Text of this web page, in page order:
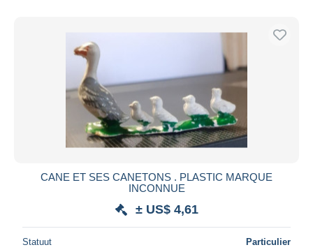
Betaalmiddelen
PayPal
Bankoverschrijving
Visa
Mastercard
Bancontact
Woonplaats van de verkoper
CANE ET SES CANETONS . PLASTIC MARQUE
INCONNUE
± US$ 4,61
Statuut Particulier